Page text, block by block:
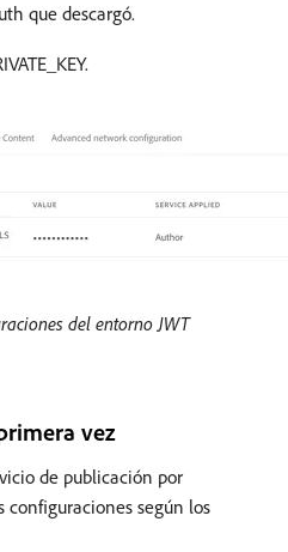
que descargó.
del entorno JWT
vez
de publicación por
configuraciones según los